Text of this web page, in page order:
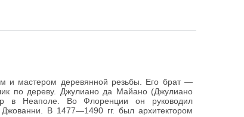
и мастером деревянной резьбы. Его брат —
по дереву. Джулиано да Майано (Джулиано
в Неаполе. Во Флоренции он руководил
В 1477—1490 гг. был архитектором